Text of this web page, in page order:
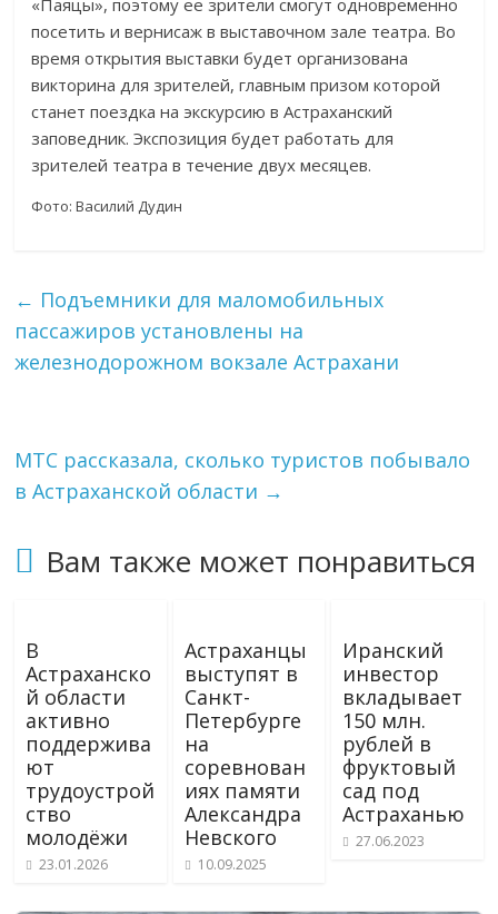
«Паяцы», поэтому ее зрители смогут одновременно
посетить и вернисаж в выставочном зале театра. Во
время открытия выставки будет организована
викторина для зрителей, главным призом которой
станет поездка на экскурсию в Астраханский
заповедник. Экспозиция будет работать для
зрителей театра в течение двух месяцев.
Фото: Василий Дудин
← Подъемники для маломобильных
пассажиров установлены на
железнодорожном вокзале Астрахани
МТС рассказала, сколько туристов побывало
в Астраханской области →
Вам также может понравиться
В
Астраханско
й области
активно
поддержива
ют
трудоустрой
ство
молодёжи
23.01.2026
Астраханцы
выступят в
Санкт-
Петербурге
на
соревнован
иях памяти
Александра
Невского
10.09.2025
Иранский
инвестор
вкладывает
150 млн.
рублей в
фруктовый
сад под
Астраханью
27.06.2023